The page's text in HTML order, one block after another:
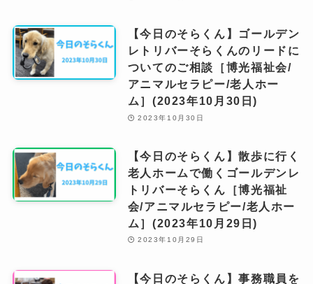
【今日のそらくん】ゴールデン
レトリバーそらくんのリードに
ついてのご相談［博光福祉会/
アニマルセラピー/老人ホー
ム］(2023年10月30日)
2023年10月30日
【今日のそらくん】散歩に行く
老人ホームで働くゴールデンレ
トリバーそらくん［博光福祉
会/アニマルセラピー/老人ホー
ム］(2023年10月29日)
2023年10月29日
【今日のそらくん】事務職員を